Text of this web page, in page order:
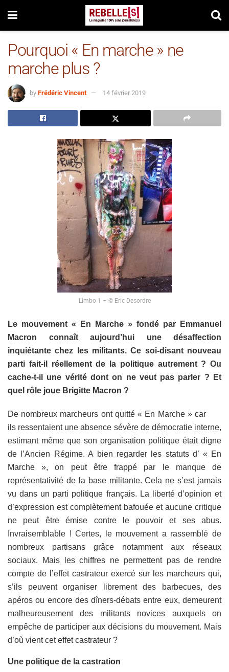
Pourquoi « En marche » ne
marche plus ?
by Frédéric Vincent 14 février 2019
Limbo 1 – © Eric Desordre
Le mouvement « En Marche » fondé par Emmanuel
Macron connaît aujourd’hui une désaffection
inquiétante chez les militants. Ce soi-disant nouveau
parti fait-il réellement de la politique autrement ? Ou
cache-t-il une vérité dont on ne veut pas parler ? Et
quel rôle joue Brigitte Macron ?
De nombreux marcheurs ont quitté « En Marche » car
ils ressentaient une absence sévère de démocratie interne,
estimant même que son organisation politique était digne
de l’Ancien Régime. A bien regarder les statuts d’ « En
Marche », on peut être frappé par le manque de
représentativité de la base militante. Cela ne s’est jamais
vu dans un parti politique français. La liberté d’opinion et
d’expression est complètement bafouée et aucune critique
ne peut être émise contre le pouvoir et ses abus.
Invraisemblable ! Certes, le mouvement a rassemblé de
nombreux partisans grâce notamment aux réseaux
sociaux. Mais les chiffres ne permettent pas de rendre
compte de l’effet castrateur exercé sur les marcheurs qui,
s’ils peuvent organiser librement des barbecues, des
apéros ou encore des dîners-débats entre eux, demeurent
malheureusement des militants novices auxquels on
empêche de participer aux décisions du mouvement. Mais
d’où vient cet effet castrateur ?
Une politique de la castration